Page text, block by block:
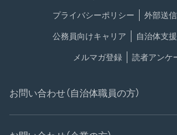
プライバシーポリシー 外部送
公務員向けキャリア 自治体支
メルマガ登録 読者アンケ
お問い合わせ（自治体職員の方）